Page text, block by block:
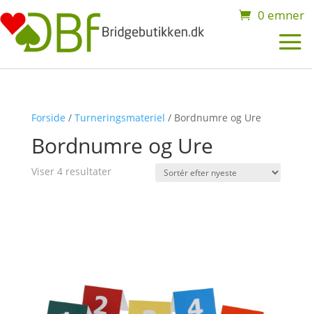
0 emner
Forside / Turneringsmateriel / Bordnumre og Ure
Bordnumre og Ure
Viser 4 resultaterSorteret